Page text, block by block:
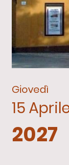
Giovedì
15
2027